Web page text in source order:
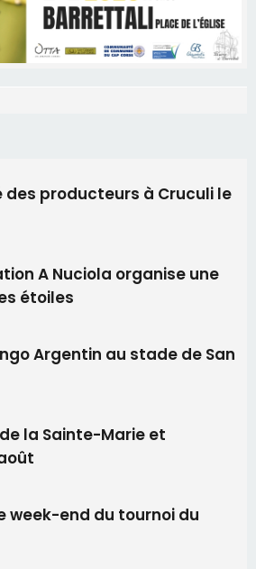
des producteurs à Cruculi le
A Nuciola organise une
étoiles
Argentin au stade de San